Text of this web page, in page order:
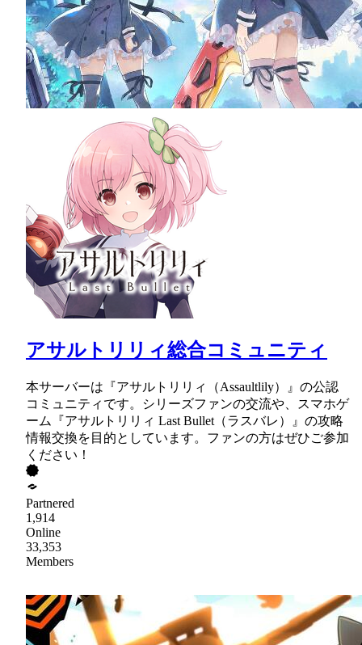
アサルトリリィ総合コミュニティ
本サーバーは『アサルトリリィ（Assaultlily）』の公認
コミュニティです。シリーズファンの交流や、スマホゲ
ーム『アサルトリリィ Last Bullet（ラスバレ）』の攻略
情報交換を目的としています。ファンの方はぜひご参加
ください！
Partnered
1,914
Online
33,353
Members